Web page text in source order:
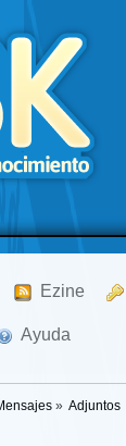
Ezine
Ayuda
» Adjuntos